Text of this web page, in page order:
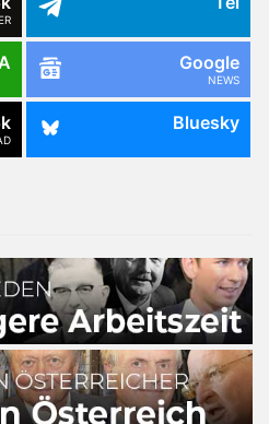
Google
NEWS
Bluesky